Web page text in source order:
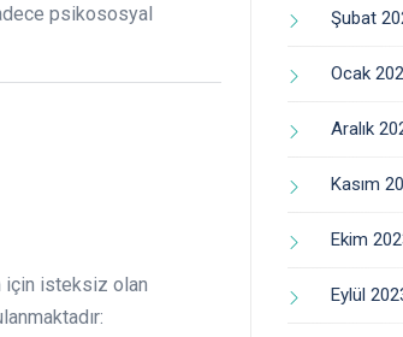
psikososyal
için isteksiz olan
Şubat
Ocak
Aralık
Kasım
Ekim
Eylül